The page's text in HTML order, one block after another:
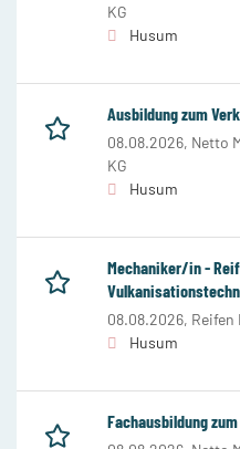
KG
Husum
Ausbildung zum
08.08.2026, Netto
KG
Husum
Mechaniker/in -
08.08.2026, Reifen
Husum
Fachausbildung